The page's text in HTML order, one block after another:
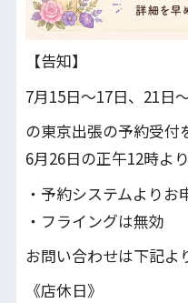
【告知】
7月15日〜17日、21日
の東京出張の予約受付
6月26日の正午12時よ
・予約システムよりお
・フライングは無効
お問い合わせは下記よ
《店休日》